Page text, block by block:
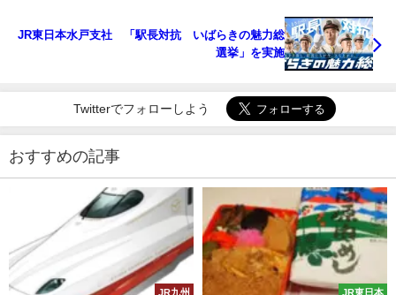
JR東日本水戸支社 「駅長対抗 いばらきの魅力総
選挙」を実施
Twitterでフォローしよう
おすすめの記事
JR九州 JR東日本